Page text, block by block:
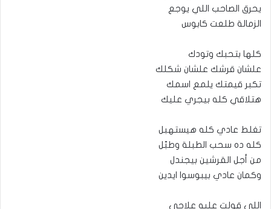
يحرق الصاحب اللي يوجع
الزمالة طلعت كابوس
كلها بتحبك وتودك
علشان قرشك علشان شكلك
تكبر قيمتك يلمع اسمك
هتلاقي كله بيجري عليك
تغلط عادي كله هيستهبل
كله ده سحب الطبلة وطبّل
من أجل القرشين بيجندل
وكمان عادي بيبوسوا ايدين
اللي قولت عليه علاجي